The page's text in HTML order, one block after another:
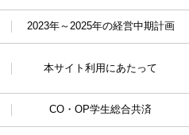
2023年～2025年の経営中期計画
本サイト利用にあたって
CO・OP学生総合共済